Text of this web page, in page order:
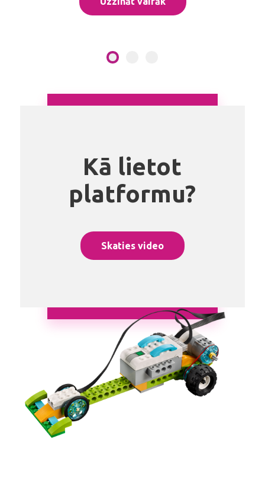
Kā lietot
platformu?
Skaties video